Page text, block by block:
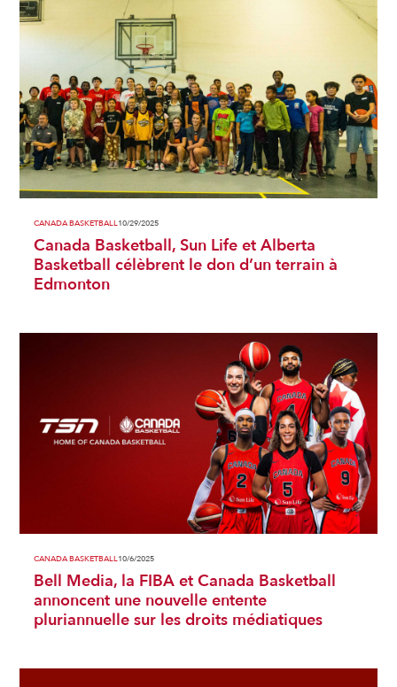
CANADA BASKETBALL10/29/2025
Canada Basketball, Sun Life et Alberta
Basketball célèbrent le don d’un terrain à
Edmonton
CANADA BASKETBALL10/6/2025
Bell Media, la FIBA et Canada Basketball
annoncent une nouvelle entente
pluriannuelle sur les droits médiatiques